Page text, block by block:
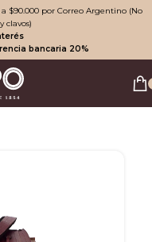
$90.000 por Correo Argentino (No
clavos)
bancaria 20%